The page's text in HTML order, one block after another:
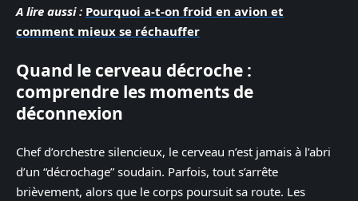
A lire aussi : Pourquoi a-t-on froid en avion et
comment mieux se réchauffer
Quand le cerveau décroche :
comprendre les moments de
déconnexion
Chef d’orchestre silencieux, le cerveau n’est jamais à l’abri
d’un “décrochage” soudain. Parfois, tout s’arrête
brièvement, alors que le corps poursuit sa route. Les